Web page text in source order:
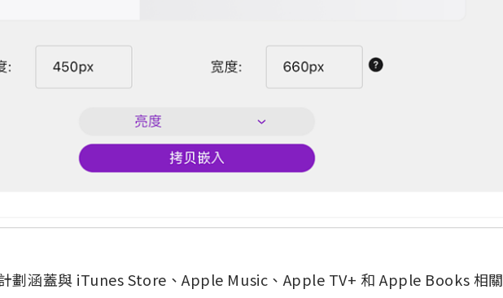
劃涵蓋與 iTunes Store、Apple Music、Apple TV+ 和 Apple Books 相關